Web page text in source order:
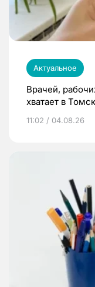
Актуальное
Врачей,
хватает в
11:02 / 04.08.26